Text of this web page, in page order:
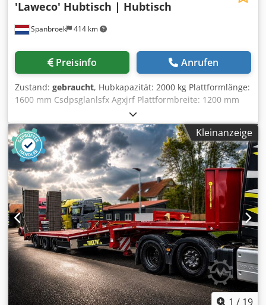
Spanbroek 414 km
'Laweco' Hubtisch | Hubtisch
Preisinfo Anrufen
Zustand: gebraucht, Hubkapazität: 2000 kg Plattformlänge:
1600 mm Csdpsglanlsfx Agxjrf Plattformbreite: 1200 mm
Bauhöhe: 600 mm Maximale Höhe: 2350 mm
Hydraulikaggregat: extern
Kleinanzeige
1 / 19